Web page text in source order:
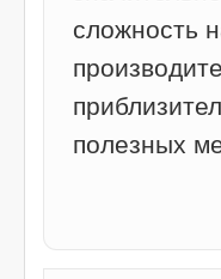
сложность
полезных